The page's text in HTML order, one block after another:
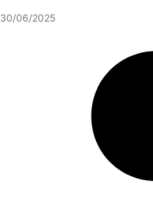
30/06/2025